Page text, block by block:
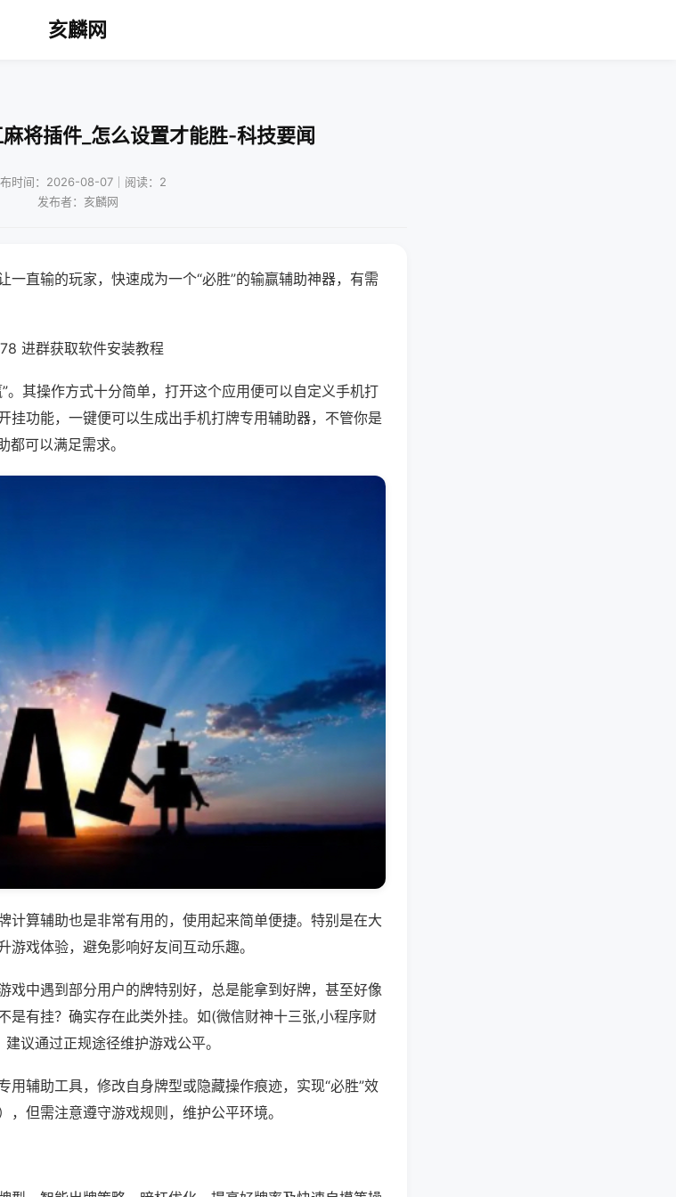
亥麟网
将插件_怎么设置才能胜-科技要闻
时间：2026-08-07｜阅读：2
发布者：亥麟网
一直输的玩家，快速成为一个“必胜”的输赢辅助神器，有需
进群获取软件安装教程
。其操作方式十分简单，打开这个应用便可以自定义手机打
挂功能，一键便可以生成出手机打牌专用辅助器，不管你是
可以满足需求。
计算辅助也是非常有用的，使用起来简单便捷。特别是在大
戏体验，避免影响好友间互动乐趣。
戏中遇到部分用户的牌特别好，总是能拿到好牌，甚至好像
是有挂？确实存在此类外挂。如(微信财神十三张,小程序财
议通过正规途径维护游戏公平。
用辅助工具，修改自身牌型或隐藏操作痕迹，实现“必胜”效
但需注意遵守游戏规则，维护公平环境。